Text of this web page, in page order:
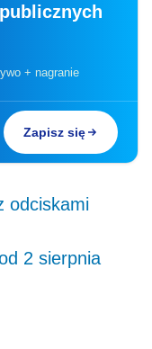
+ nagranie
Zapisz się
odciskami
2 sierpnia